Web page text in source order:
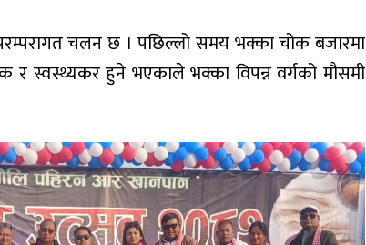
चलन छ । पछिल्लो समय भक्का चोक बजारमा
र स्वस्थ्यकर हुने भएकाले भक्का विपन्न वर्गको मौसमी